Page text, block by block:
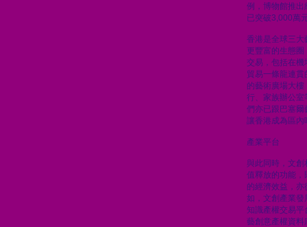
例，博物館推
已突破3,000萬
香港是全球三大
更豐富的生態
交易，包括在機
貿易一條龍連
的藝術廣場大
行、家族辦公室
們亦已跟巴塞爾
讓香港成為區內
產業平台
與此同時，文
值釋放的功能，
的經濟效益，
如，文創產業發
知識產權交易
藝創意產權資